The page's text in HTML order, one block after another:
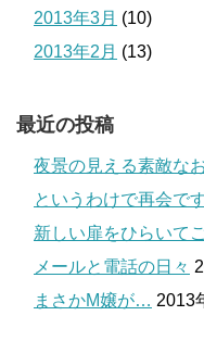
2013年3月 (10)
2013年2月 (13)
最近の投稿
夜景の見える素敵な
というわけで再会です
新しい扉をひらいて
メールと電話の日々
まさかM嬢が… 2013